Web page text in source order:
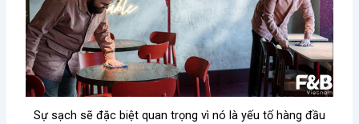
Sự sạch sẽ đặc biệt quan trọng vì nó là yếu tố hàng đầu